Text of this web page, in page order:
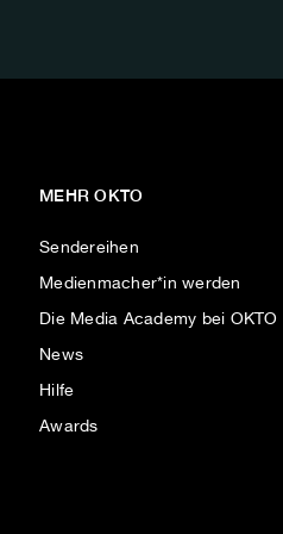
MEHR OKTO
Sendereihen
Medienmacher*in werden
Die Media Academy bei OKTO
News
Hilfe
Awards